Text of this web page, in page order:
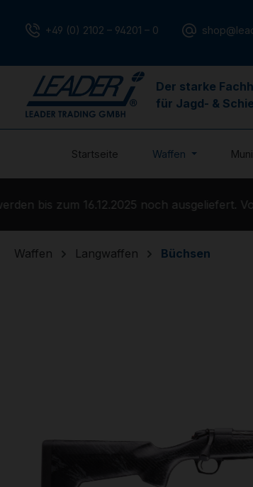
+49 (0) 2102 – 94201 – 0
Der starke
für Jagd- &
Startseite Waffen
bis zum 16.12.2025 noch ausgeliefert.
Waffen Langwaffen Büchsen